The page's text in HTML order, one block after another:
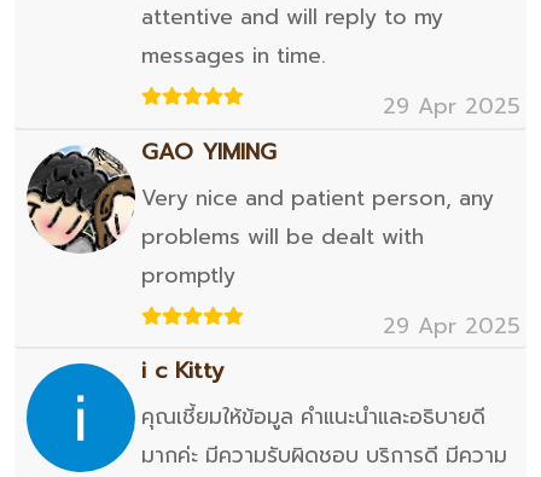
attentive and will reply to my
messages in time.
29 Apr 2025
GAO YIMING
Very nice and patient person, any
problems will be dealt with
promptly
29 Apr 2025
i c Kitty
คุณเชี้ยมให้ข้อมูล คำแนะนำและอธิบายดี
มากค่ะ มีความรับผิดชอบ บริการดี มีความ